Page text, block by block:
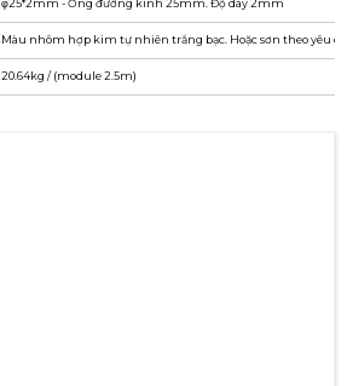
φ25*2mm - Ống đường kính 25mm. Độ dày 2mm
Màu nhôm hợp kim tự nhiên trắng bạc. Hoặc sơn theo yêu
20.64kg / (module 2.5m)